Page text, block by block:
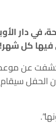
2019، وأحيت عدّة
فيها كل شهر!
وتكشفت عن